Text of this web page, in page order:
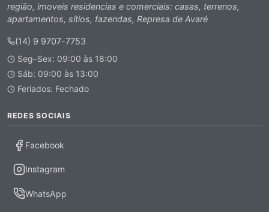
região, imoveis residencias e comerciais: casas, terrenos,
apartamentos, sítios, fazendas, Represa de Avaré
(14) 9 9707-7753
Seg–Sex: 09:00 às 18:00
Sáb: 09:00 às 13:00
Feriados: Fechado
REDES SOCIAIS
Facebook
Instagram
WhatsApp